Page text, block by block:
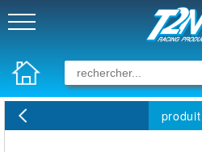
produit